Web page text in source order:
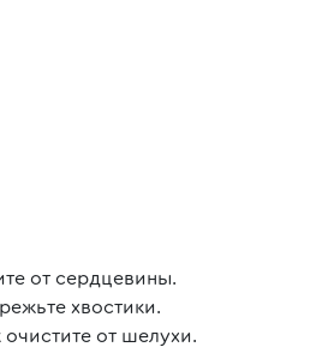
от сердцевины.
хвостики.
от шелухи.